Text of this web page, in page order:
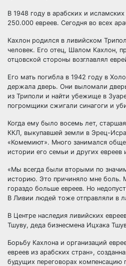
В 1948 году в арабских и
250.000 евреев. Сегодня во всех
Кахлон родился в ливийском
человек. Его отец, Шалом Кахлон,
отцовской стороны возглавлял
Его мать погибла в 1942 году в
держала дверь. Они выломали
из Триполи и найти убежище в
погромщики сжигали синагоги и
Когда ему было восемь лет,
ККЛ, выкупавшей земли в Эрец-
«Комемиют». Много занимался
истории его семьи и других евреев
«Мы всегда были вторыми по
историю. Это причиняло мне боль.
гораздо больше евреев. Но
В Ливии людей тоже отправляли в
В Центре наследия ливийских
Тшуву, деда бизнесмена Ицхака
Борьбу Кахлона и организаций
евреев из арабских стран»,
будущих переговорах